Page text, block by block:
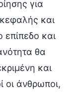
για
και
επίπεδο και
θα
και
οι άνθρωποι,